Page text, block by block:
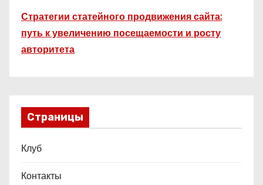
Стратегии статейного продвижения сайта:
путь к увеличению посещаемости и росту
авторитета
Страницы
Клуб
Контакты